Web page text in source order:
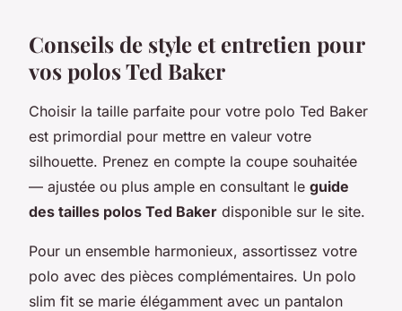
Conseils de style et entretien pour
vos polos Ted Baker
Choisir la taille parfaite pour votre polo Ted Baker
est primordial pour mettre en valeur votre
silhouette. Prenez en compte la coupe souhaitée
— ajustée ou plus ample en consultant le guide
des tailles polos Ted Baker disponible sur le site.
Pour un ensemble harmonieux, assortissez votre
polo avec des pièces complémentaires. Un polo
slim fit se marie élégamment avec un pantalon